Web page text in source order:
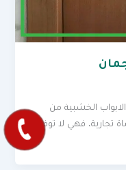
الخشبية من
تجارية، فهي لا توفر